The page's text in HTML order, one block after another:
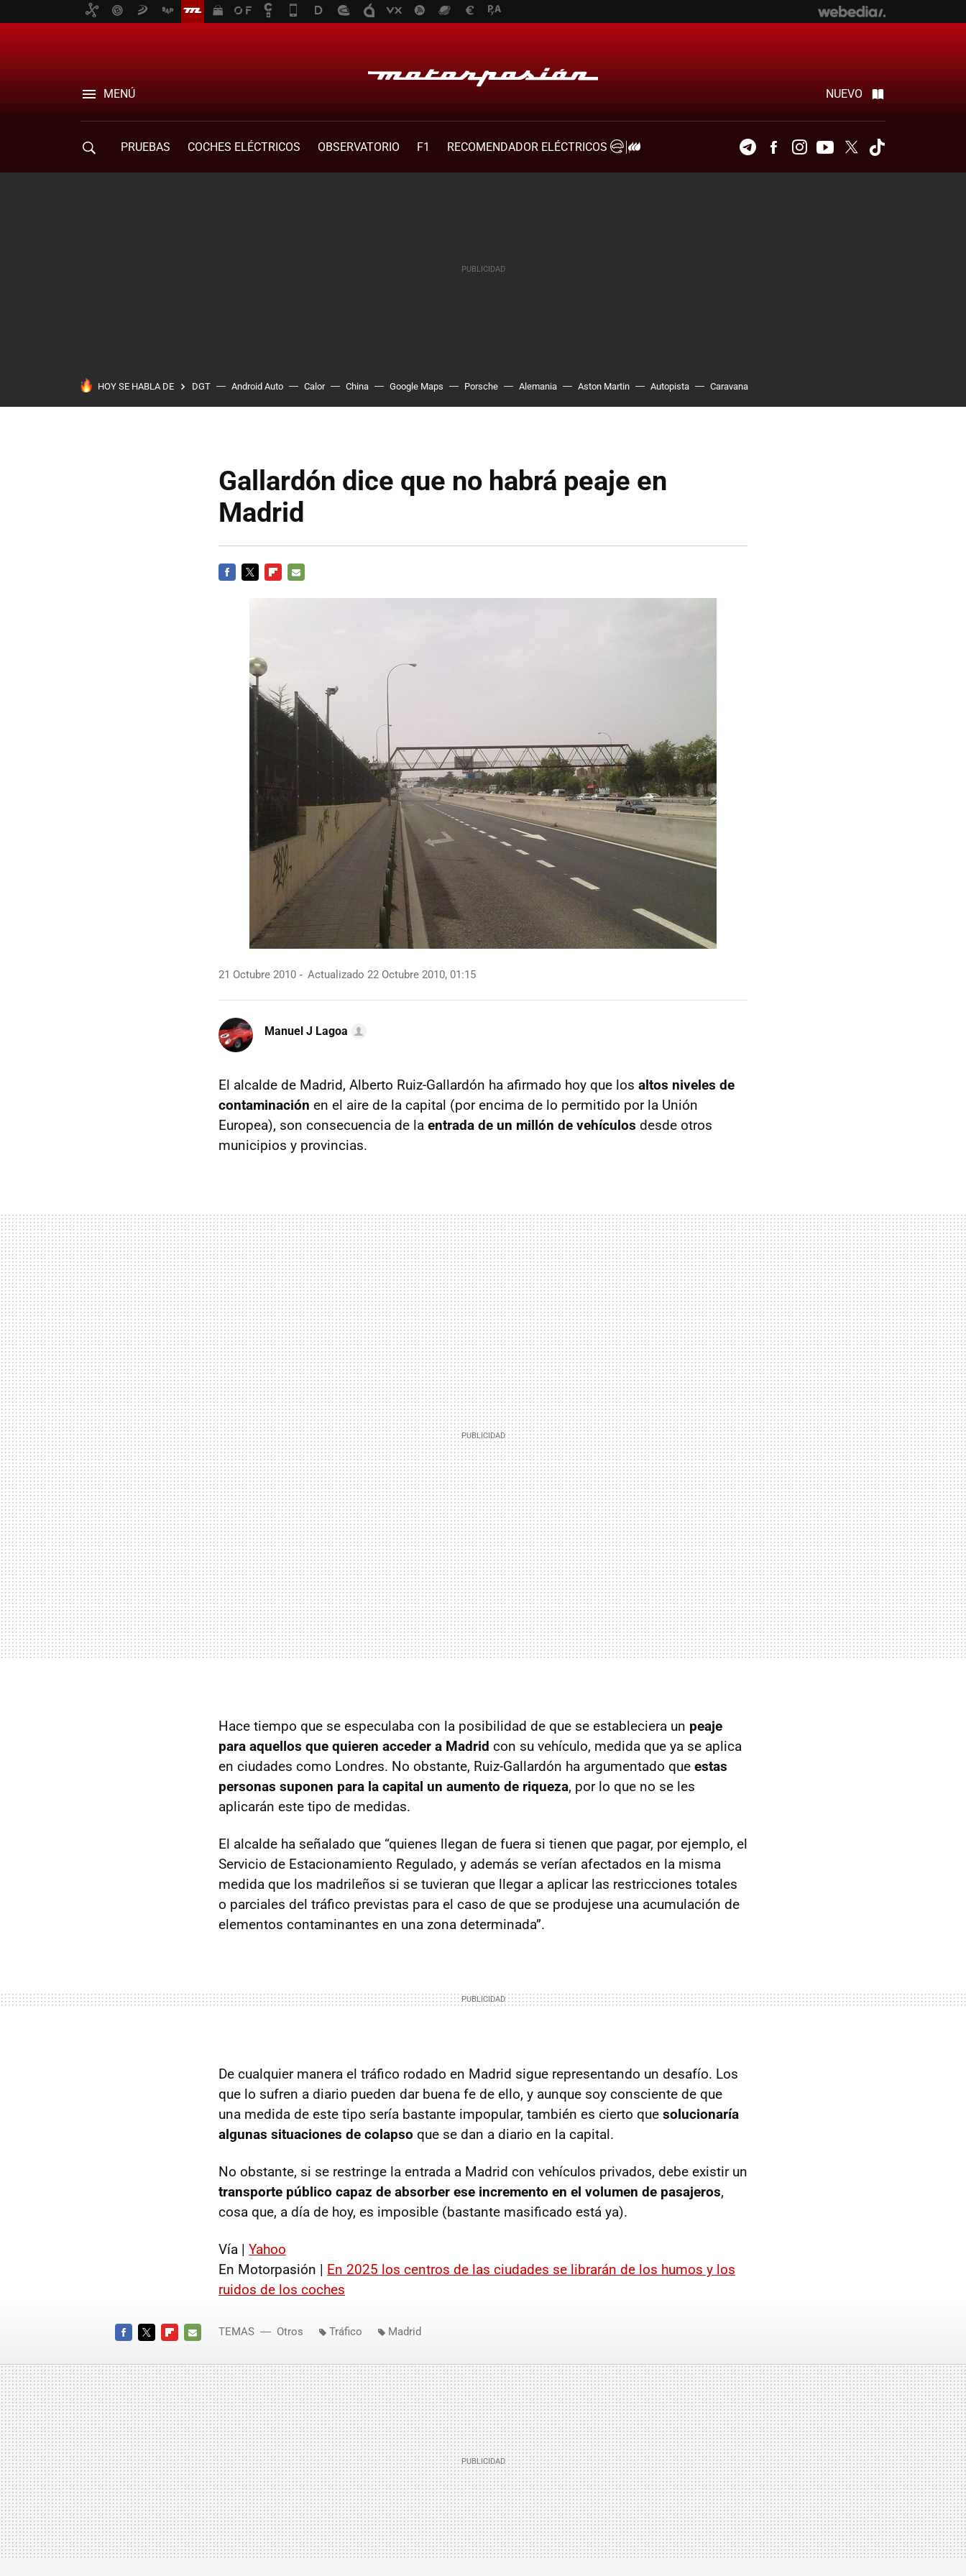
MENÚ NUEVO
PRUEBAS COCHES ELÉCTRICOS OBSERVATORIO F1
RECOMENDADOR ELÉCTRICOS
TelegramFacebookInstagramYoutubeTwitter
HOY SE HABLA DE DGT Android Auto Calor China Google Maps Porsche Alemania Aston Martin Autopista Caravana
Gallardón dice que no habrá peaje en
Madrid
21 Octubre 2010 Actualizado 22 Octubre 2010, 01:15
Manuel J Lagoa
El alcalde de Madrid, Alberto Ruiz-Gallardón ha afirmado hoy que los altos niveles de
contaminación en el aire de la capital (por encima de lo permitido por la Unión
Europea), son consecuencia de la entrada de un millón de vehículos desde otros
municipios y provincias.
Hace tiempo que se especulaba con la posibilidad de que se estableciera un peaje
para aquellos que quieren acceder a Madrid con su vehículo, medida que ya se aplica
en ciudades como Londres. No obstante, Ruiz-Gallardón ha argumentado que estas
personas suponen para la capital un aumento de riqueza, por lo que no se les
aplicarán este tipo de medidas.
El alcalde ha señalado que “quienes llegan de fuera si tienen que pagar, por ejemplo, el
Servicio de Estacionamiento Regulado, y además se verían afectados en la misma
medida que los madrileños si se tuvieran que llegar a aplicar las restricciones totales
o parciales del tráfico previstas para el caso de que se produjese una acumulación de
elementos contaminantes en una zona determinada”.
De cualquier manera el tráfico rodado en Madrid sigue representando un desafío. Los
que lo sufren a diario pueden dar buena fe de ello, y aunque soy consciente de que
una medida de este tipo sería bastante impopular, también es cierto que solucionaría
algunas situaciones de colapso que se dan a diario en la capital.
No obstante, si se restringe la entrada a Madrid con vehículos privados, debe existir un
transporte público capaz de absorber ese incremento en el volumen de pasajeros,
cosa que, a día de hoy, es imposible (bastante masificado está ya).
Vía | Yahoo
En Motorpasión | En 2025 los centros de las ciudades se librarán de los humos y los
ruidos de los coches
MAIL
TEMAS Otros Tráfico Madrid